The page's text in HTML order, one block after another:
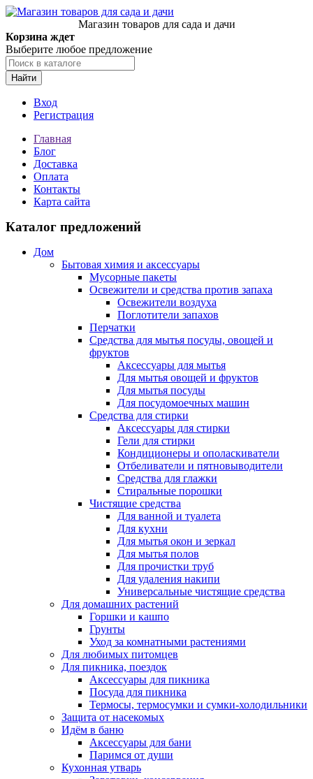
Магазин товаров для сада и дачи
Корзина ждет
Выберите любое предложение
Найти
Вход
Регистрация
Главная
Блог
Доставка
Оплата
Контакты
Карта сайта
Каталог предложений
Дом
Бытовая химия и аксессуары
Мусорные пакеты
Освежители и средства против запаха
Освежители воздуха
Поглотители запахов
Перчатки
Средства для мытья посуды, овощей и
фруктов
Аксессуары для мытья
Для мытья овощей и фруктов
Для мытья посуды
Для посудомоечных машин
Средства для стирки
Аксессуары для стирки
Гели для стирки
Кондиционеры и ополаскиватели
Отбеливатели и пятновыводители
Средства для глажки
Стиральные порошки
Чистящие средства
Для ванной и туалета
Для кухни
Для мытья окон и зеркал
Для мытья полов
Для прочистки труб
Для удаления накипи
Универсальные чистящие средства
Для домашних растений
Горшки и кашпо
Грунты
Уход за комнатными растениями
Для любимых питомцев
Для пикника, поездок
Аксессуары для пикника
Посуда для пикника
Термосы, термосумки и сумки-холодильники
Защита от насекомых
Идём в баню
Аксессуары для бани
Паримся от души
Кухонная утварь